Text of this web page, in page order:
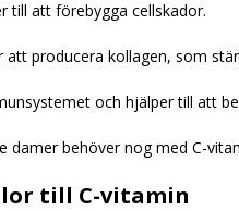
till att förebygga cellskador.
producera kollagen, som
och hjälper till att
damer behöver nog med C-
till C-vitamin